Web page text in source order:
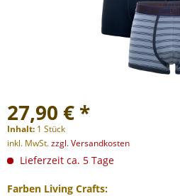
27,90 € *
Inhalt: 1 Stück
inkl. MwSt.zzgl. Versandkosten
Lieferzeit ca. 5 Tage
Farben Living Crafts: